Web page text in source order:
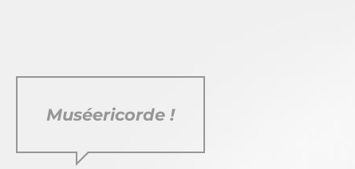
Muséericorde !